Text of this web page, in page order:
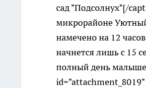
сад "Подсолнух"[/
микрорайоне
намечено на 12
начнется лишь с 15
полный день